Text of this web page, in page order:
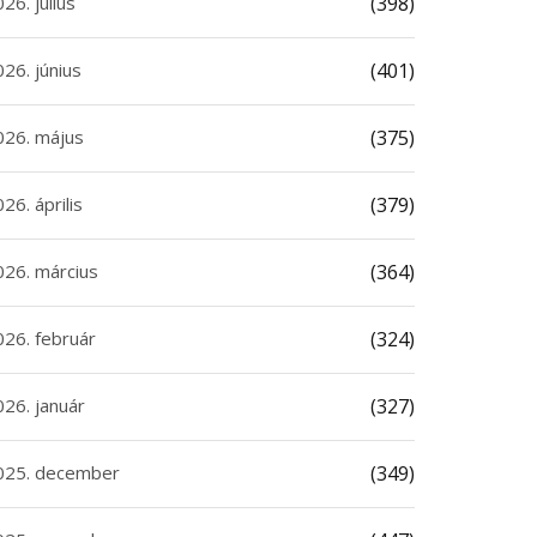
június (401)
május (375)
április (379)
március (364)
február (324)
január (327)
december (349)